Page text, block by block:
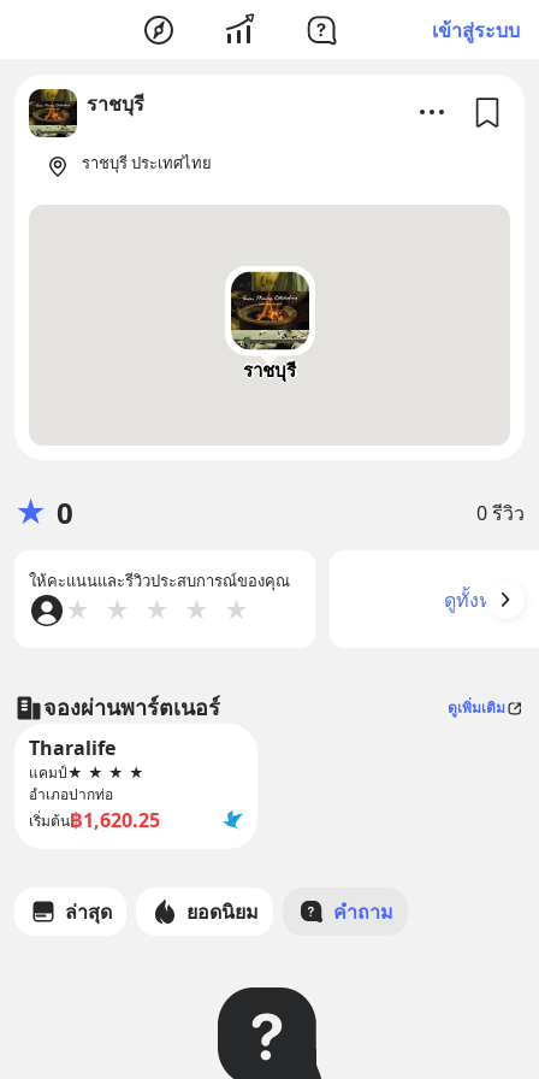
เข้าสู่ระบบ
ราชบุรี
ราชบุรี ประเทศไทย
ราชบุรี
★ 0 0 รีวิว
ให้คะแนนและรีวิวประสบการณ์ของคุณ
★ ★ ★ ★ ★ ดูทั้งหมด
จองผ่านพาร์ตเนอร์ ดูเพิ่มเติม
Tharalife
แคมป์★ ★ ★ ★
อำเภอปากท่อ
เริ่มต้น฿1,620.25
ล่าสุด ยอดนิยม คำถาม